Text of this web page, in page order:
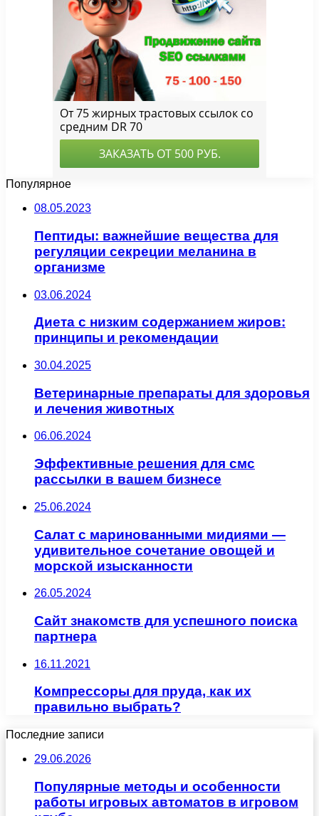
Популярное
08.05.2023
Пептиды: важнейшие вещества для
регуляции секреции меланина в
организме
03.06.2024
Диета с низким содержанием жиров:
принципы и рекомендации
30.04.2025
Ветеринарные препараты для здоровья
и лечения животных
06.06.2024
Эффективные решения для смс
рассылки в вашем бизнесе
25.06.2024
Салат с маринованными мидиями —
удивительное сочетание овощей и
морской изысканности
26.05.2024
Сайт знакомств для успешного поиска
партнера
16.11.2021
Компрессоры для пруда, как их
правильно выбрать?
Последние записи
29.06.2026
Популярные методы и особенности
работы игровых автоматов в игровом